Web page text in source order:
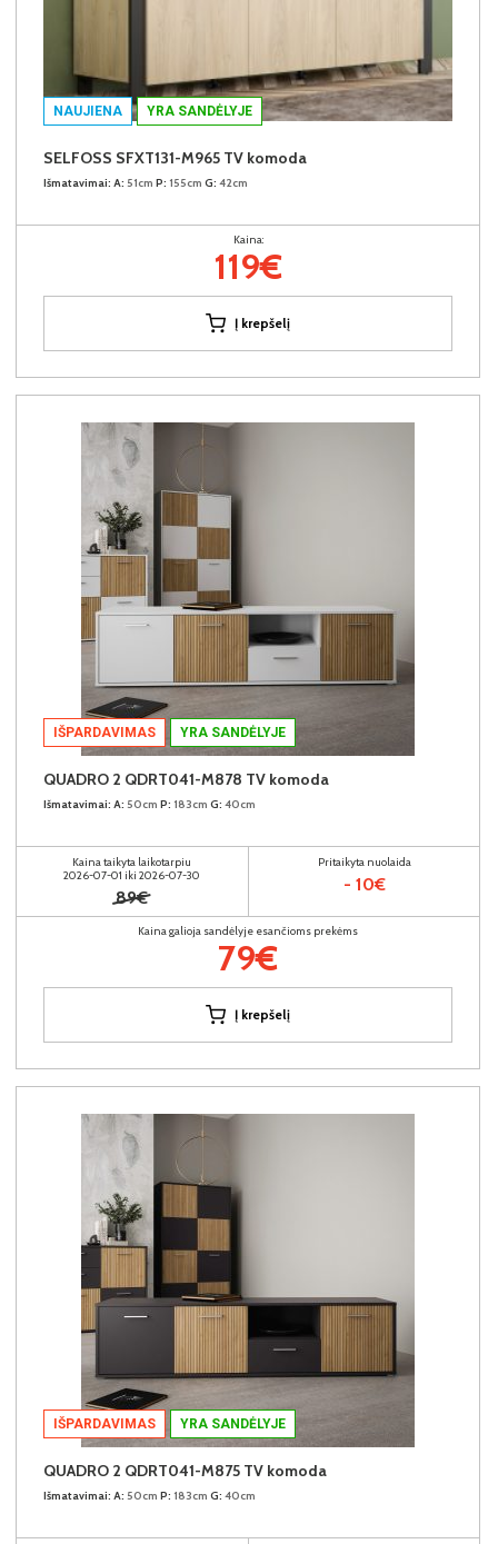
NAUJIENA YRA SANDĖLYJE
SELFOSS SFXT131-M965 TV komoda
Išmatavimai: A: 51cm P: 155cm G: 42cm
Kaina:
119€
Į krepšelį
IŠPARDAVIMAS YRA SANDĖLYJE
QUADRO 2 QDRT041-M878 TV komoda
Išmatavimai: A: 50cm P: 183cm G: 40cm
Kaina taikyta laikotarpiu
2026-07-01 iki 2026-07-30
89€
Pritaikyta nuolaida
- 10€
Kaina galioja sandėlyje esančioms prekėms
79€
Į krepšelį
IŠPARDAVIMAS YRA SANDĖLYJE
QUADRO 2 QDRT041-M875 TV komoda
Išmatavimai: A: 50cm P: 183cm G: 40cm